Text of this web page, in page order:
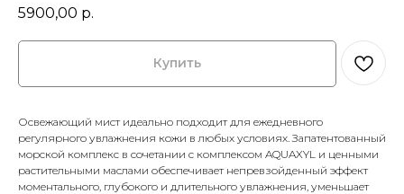
5900,00 р.
Купить
Освежающий мист идеально подходит для ежедневного
регулярного увлажнения кожи в любых условиях. Запатентованный
морской комплекс в сочетании с комплексом AQUAXYL и ценными
растительными маслами обеспечивает непревзойденный эффект
моментального, глубокого и длительного увлажнения, уменьшает